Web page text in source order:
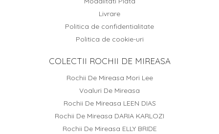
Livrare
Politica de confidentialitate
Politica de cookie-uri
COLECTII ROCHII DE MIREASA
Rochii De Mireasa Mori Lee
Voaluri De Mireasa
Rochii De Mireasa LEEN DIAS
Rochii De Mireasa DARIA KARLOZI
Rochii De Mireasa ELLY BRIDE